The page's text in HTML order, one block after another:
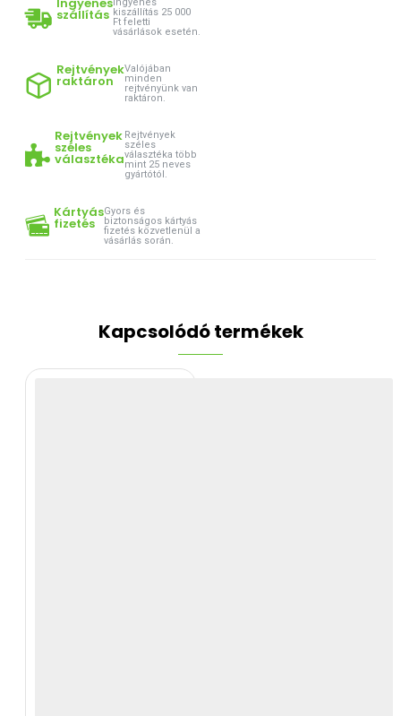
szállítás kiszállítás 25 000
Ft feletti
vásárlások esetén.
Rejtvények
raktáron
Valójában
minden
rejtvényünk van
raktáron.
Rejtvények
széles
választéka
Rejtvények
széles
választéka több
mint 25 neves
gyártótól.
Kártyás
fizetés
Gyors és
biztonságos kártyás
fizetés közvetlenül a
vásárlás során.
Kapcsolódó termékek